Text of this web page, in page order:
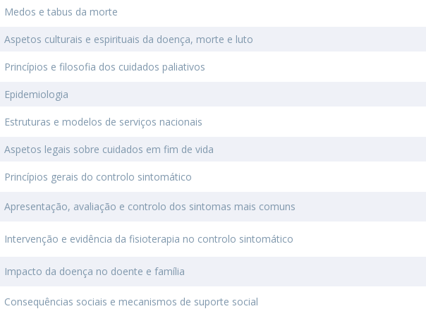
Medos e tabus da morte
Aspetos culturais e espirituais da doença, morte e luto
Princípios e filosofia dos cuidados paliativos
Epidemiologia
Estruturas e modelos de serviços nacionais
Aspetos legais sobre cuidados em fim de vida
Princípios gerais do controlo sintomático
Apresentação, avaliação e controlo dos sintomas mais comuns
Intervenção e evidência da fisioterapia no controlo sintomático
Impacto da doença no doente e família
Consequências sociais e mecanismos de suporte social